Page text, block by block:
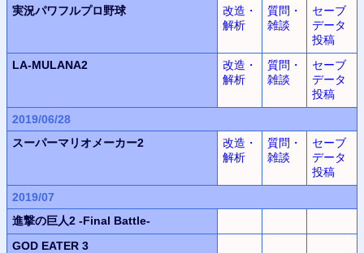
実況パワフルプロ野球
改造・
解析
質問・
雑談
セーブ
データ
投稿
LA-MULANA2
改造・
解析
質問・
雑談
セーブ
データ
投稿
2019/06/28
スーパーマリオメーカー2
改造・
解析
質問・
雑談
セーブ
データ
投稿
2019/07
進撃の巨人2 -Final Battle-
GOD EATER 3